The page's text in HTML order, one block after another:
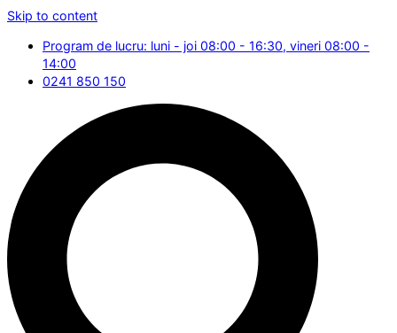
Skip to content
Program de lucru: luni - joi 08:00 - 16:30, vineri 08:00 -
14:00
0241 850 150